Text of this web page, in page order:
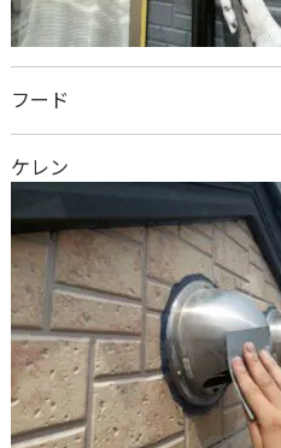
フード
ケレン